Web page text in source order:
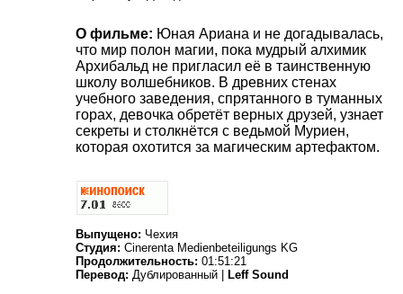
О фильме: Юная Ариана и не догадывалась,
что мир полон магии, пока мудрый алхимик
Архибальд не пригласил её в таинственную
школу волшебников. В древних стенах
учебного заведения, спрятанного в туманных
горах, девочка обретёт верных друзей, узнает
секреты и столкнётся с ведьмой Муриен,
которая охотится за магическим артефактом.
Выпущено: Чехия
Студия: Cinerenta Medienbeteiligungs KG
Продолжительность: 01:51:21
Перевод: Дублированный |
Leff Sound